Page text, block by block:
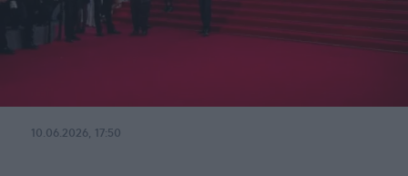
10.06.2026, 17:50